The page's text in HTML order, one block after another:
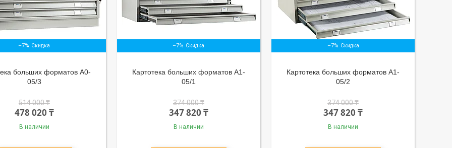
–7%
больших форматов А0-
05/3
514 000 ₸
478 020 ₸
В наличии
–7%
Картотека больших форматов А1-
05/1
374 000 ₸
347 820 ₸
В наличии
–7%
Картотека больших форматов А1-
05/2
374 000 ₸
347 820 ₸
В наличии